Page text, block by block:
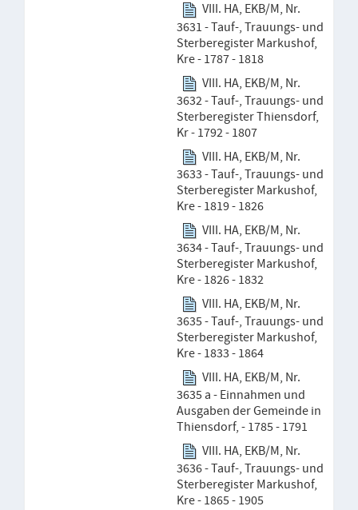
VIII. HA, EKB/M, Nr.
3631 - Tauf-, Trauungs- und
Sterberegister Markushof,
Kre - 1787 - 1818
VIII. HA, EKB/M, Nr.
3632 - Tauf-, Trauungs- und
Sterberegister Thiensdorf,
Kr - 1792 - 1807
VIII. HA, EKB/M, Nr.
3633 - Tauf-, Trauungs- und
Sterberegister Markushof,
Kre - 1819 - 1826
VIII. HA, EKB/M, Nr.
3634 - Tauf-, Trauungs- und
Sterberegister Markushof,
Kre - 1826 - 1832
VIII. HA, EKB/M, Nr.
3635 - Tauf-, Trauungs- und
Sterberegister Markushof,
Kre - 1833 - 1864
VIII. HA, EKB/M, Nr.
3635 a - Einnahmen und
Ausgaben der Gemeinde in
Thiensdorf, - 1785 - 1791
VIII. HA, EKB/M, Nr.
3636 - Tauf-, Trauungs- und
Sterberegister Markushof,
Kre - 1865 - 1905